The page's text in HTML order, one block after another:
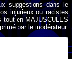
suggestions dans le
injurieux ou racistes
en MAJUSCULES
par le modérateur.